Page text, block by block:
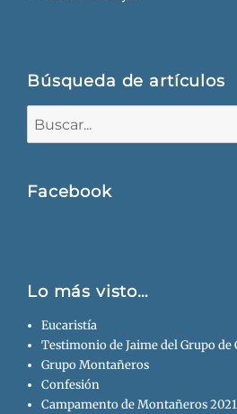
Búsqueda de artículos
Facebook
Lo más visto…
Eucaristía
Testimonio de Jaime del Grupo de
Grupo Montañeros
Confesión
Campamento de Montañeros